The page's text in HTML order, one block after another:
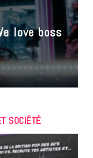
love boss
SOCIÉTÉ